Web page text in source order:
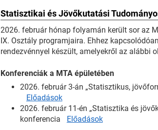
Statisztikai és Jövőkutatási
2026. február hónap folyamán került sor az
IX. Osztály programjaira. Ehhez
rendezvénnyel készült, amelyekről az alábbi
Konferenciák a MTA épületében
2026. február 3-án „Statisztikus,
Előadások
2026. február 11-én „Statisztika és
konferencia
Előadások